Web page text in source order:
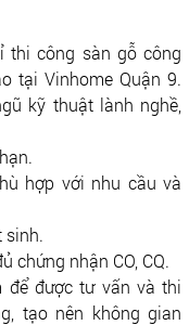
thi công sàn gỗ công
tại Vinhome Quận 9.
kỹ thuật lành nghề,
hợp với nhu cầu và
sinh.
chứng nhận CO, CQ.
để được tư vấn và thi
tạo nên không gian